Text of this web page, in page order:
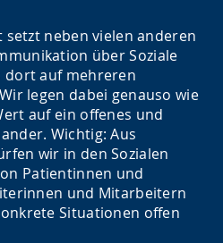
setzt neben vielen anderen
über Soziale
dort auf mehreren
legen dabei genauso wie
auf ein offenes und
Wichtig: Aus
wir in den Sozialen
Patientinnen und
und Mitarbeitern
Situationen offen